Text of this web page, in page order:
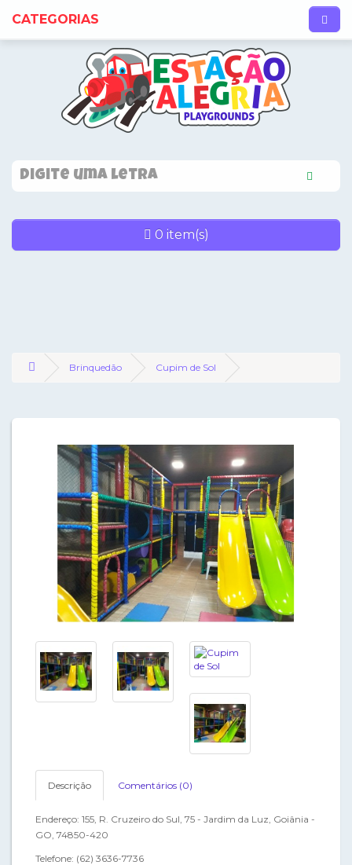
CATEGORIAS
0 item(s)
Brinquedão Cupim de Sol
Descrição Comentários (0)
Endereço: 155, R. Cruzeiro do Sul, 75 - Jardim da Luz, Goiânia -
GO, 74850-420
Telefone: (62) 3636-7736